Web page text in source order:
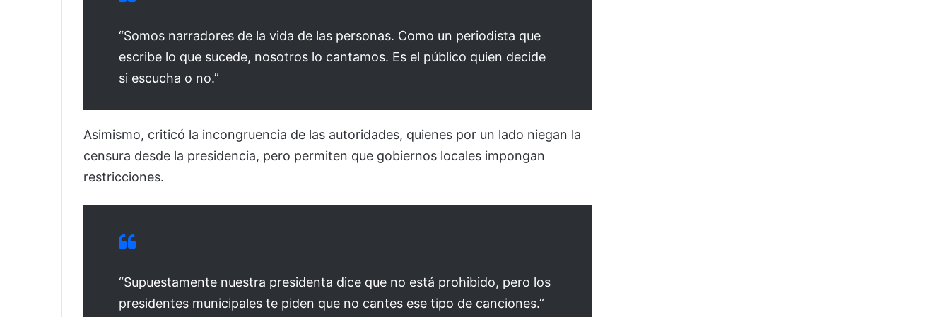
“Somos narradores de la vida de las personas. Como un periodista que
escribe lo que sucede, nosotros lo cantamos. Es el público quien decide
si escucha o no.”
Asimismo, criticó la incongruencia de las autoridades, quienes por un lado niegan la
censura desde la presidencia, pero permiten que gobiernos locales impongan
restricciones.
“Supuestamente nuestra presidenta dice que no está prohibido, pero los
presidentes municipales te piden que no cantes ese tipo de canciones.”